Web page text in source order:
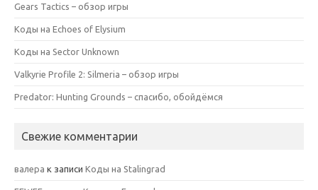
Gears Tactics – обзор игры
Коды на Echoes of Elysium
Коды на Sector Unknown
Valkyrie Profile 2: Silmeria – обзор игры
Predator: Hunting Grounds – спасибо, обойдёмся
Свежие комментарии
валера к записи Коды на Stalingrad